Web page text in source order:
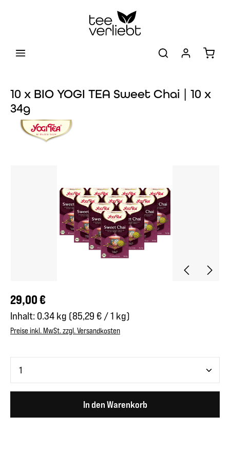
10 x BIO YOGI TEA Sweet Chai | 10 x
34g
Regulärer Preis:
29,00 €
Inhalt: 0.34 kg (85,29 € / 1 kg)
Preise inkl. MwSt. zzgl. Versandkosten
In den Warenkorb